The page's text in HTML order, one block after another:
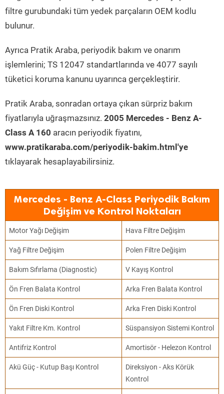
filtre gurubundaki tüm yedek parçaların OEM kodlu
bulunur.
Ayrıca Pratik Araba, periyodik bakım ve onarım
işlemlerini; TS 12047 standartlarında ve 4077 sayılı
tüketici koruma kanunu uyarınca gerçekleştirir.
Pratik Araba, sonradan ortaya çıkan sürpriz bakım
fiyatlarıyla uğraşmazsınız. 2005 Mercedes - Benz A-
Class A 160 aracın periyodik fiyatını,
www.pratikaraba.com/periyodik-bakim.html'ye
tıklayarak hesaplayabilirsiniz.
Mercedes - Benz A-Class Periyodik Bakım
Değişim ve Kontrol Noktaları
Motor Yağı Değişim Hava Filtre Değişim
Yağ Filtre Değişim Polen Filtre Değişim
Bakım Sıfırlama (Diagnostic) V Kayış Kontrol
Ön Fren Balata Kontrol Arka Fren Balata Kontrol
Ön Fren Diski Kontrol Arka Fren Diski Kontrol
Yakıt Filtre Km. Kontrol Süspansiyon Sistemi Kontrol
Antifriz Kontrol Amortisör - Helezon Kontrol
Akü Güç - Kutup Başı Kontrol
Direksiyon - Aks Körük
Kontrol